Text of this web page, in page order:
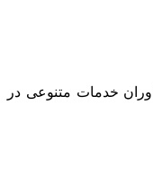
خدمات متنوعی در